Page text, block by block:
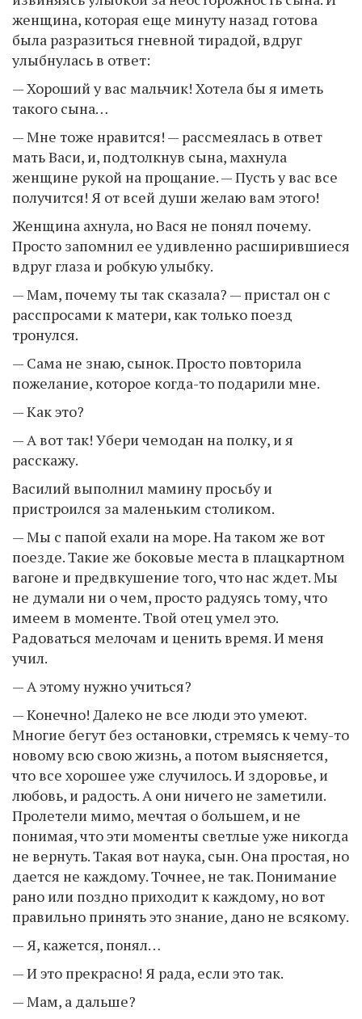
женщина, которая еще минуту назад готова
была разразиться гневной тирадой, вдруг
улыбнулась в ответ:
— Хороший у вас мальчик! Хотела бы я иметь
такого сына…
— Мне тоже нравится! — рассмеялась в ответ
мать Васи, и, подтолкнув сына, махнула
женщине рукой на прощание. — Пусть у вас все
получится! Я от всей души желаю вам этого!
Женщина ахнула, но Вася не понял почему.
Просто запомнил ее удивленно расширившиеся
вдруг глаза и робкую улыбку.
— Мам, почему ты так сказала? — пристал он с
расспросами к матери, как только поезд
тронулся.
— Сама не знаю, сынок. Просто повторила
пожелание, которое когда-то подарили мне.
— Как это?
— А вот так! Убери чемодан на полку, и я
расскажу.
Василий выполнил мамину просьбу и
пристроился за маленьким столиком.
— Мы с папой ехали на море. На таком же вот
поезде. Такие же боковые места в плацкартном
вагоне и предвкушение того, что нас ждет. Мы
не думали ни о чем, просто радуясь тому, что
имеем в моменте. Твой отец умел это.
Радоваться мелочам и ценить время. И меня
учил.
— А этому нужно учиться?
— Конечно! Далеко не все люди это умеют.
Многие бегут без остановки, стремясь к чему-то
новому всю свою жизнь, а потом выясняется,
что все хорошее уже случилось. И здоровье, и
любовь, и радость. А они ничего не заметили.
Пролетели мимо, мечтая о большем, и не
понимая, что эти моменты светлые уже никогда
не вернуть. Такая вот наука, сын. Она простая, но
дается не каждому. Точнее, не так. Понимание
рано или поздно приходит к каждому, но вот
правильно принять это знание, дано не всякому.
— Я, кажется, понял…
— И это прекрасно! Я рада, если это так.
— Мам, а дальше?